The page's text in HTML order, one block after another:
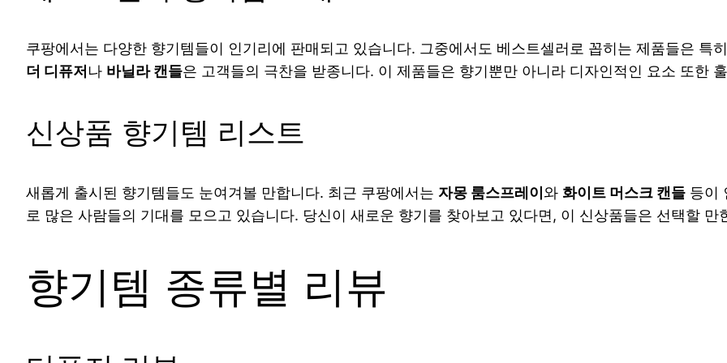
쿠팡에서는 다양한 향기템들이 인기리에 판매되고 있습니다. 그중에서도 베스트셀러로 꼽히는 제품들은 특
더 디퓨저나 바닐라 캔들은 고객들의 극찬을 받종니다. 이 제품들은 향기뿐만 아니라 디자인적인 요소 또한
신상품 향기템 리스트
새롭게 출시된 향기템들도 눈여겨볼 만합니다. 최근 쿠팡에서는 자몽 룸스프레이와 화이트 머스크 캔들 등이
로 많은 사람들의 기대를 모으고 있습니다. 당신이 새로운 향기를 찾아보고 있다면, 이 신상품들은 선택할 만
향기템 종류별 리뷰